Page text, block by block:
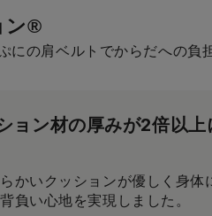
ン®
にの肩ベルトでからだへの負
ョン材の厚みが2倍以上
かいクッションが優しく身体
負い心地を実現しました。